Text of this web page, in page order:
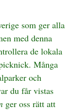
som ger alla
med denna
de lokala
Många
och
du får vistas
ger oss rätt att